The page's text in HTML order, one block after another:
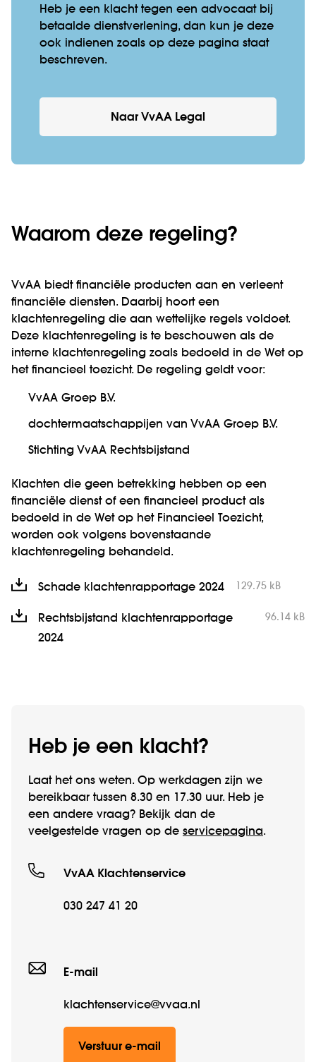
Heb je een klacht tegen een advocaat bij
betaalde dienstverlening, dan kun je deze
ook indienen zoals op deze pagina staat
beschreven.
Naar VvAA Legal
Waarom deze regeling?
VvAA biedt financiële producten aan en verleent
financiële diensten. Daarbij hoort een
klachtenregeling die aan wettelijke regels voldoet.
Deze klachtenregeling is te beschouwen als de
interne klachtenregeling zoals bedoeld in de Wet op
het financieel toezicht. De regeling geldt voor:
VvAA Groep B.V.
dochtermaatschappijen van VvAA Groep B.V.
Stichting VvAA Rechtsbijstand
Klachten die geen betrekking hebben op een
financiële dienst of een financieel product als
bedoeld in de Wet op het Financieel Toezicht,
worden ook volgens bovenstaande
klachtenregeling behandeld.
Schade klachtenrapportage 2024 129.75 kB
Rechtsbijstand klachtenrapportage
2024
96.14 kB
Heb je een klacht?
Laat het ons weten. Op werkdagen zijn we
bereikbaar tussen 8.30 en 17.30 uur. Heb je
een andere vraag? Bekijk dan de
veelgestelde vragen op de servicepagina.
VvAA Klachtenservice
030 247 41 20
E-mail
klachtenservice@vvaa.nl
Verstuur e-mail